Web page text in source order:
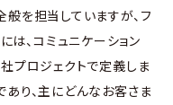
般を担当していますが、フ
は、コミュニケーション
社プロジェクトで定義しま
あり、主にどんなお客さま